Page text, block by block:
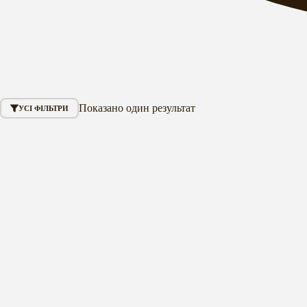
УСІ ФІЛЬТРИ Показано один результат